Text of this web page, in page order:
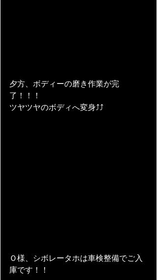
夕方、ボディーの磨き作業が完
了！！！
ツヤツヤのボディへ変身⤴⤴
Ｏ様、シボレータホは車検整備でご入
庫です！！